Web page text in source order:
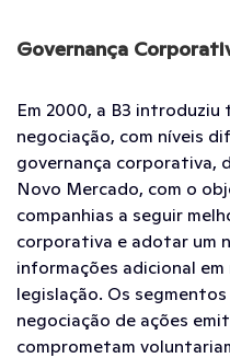
Governança
Em 2000, a B3
negociação, com níveis
governança corporativa,
Novo Mercado, com o
companhias a seguir
corporativa e adotar um
informações adicional
legislação. Os
negociação de ações
comprometam